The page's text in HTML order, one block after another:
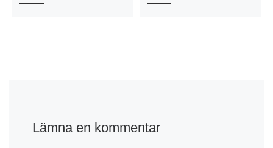
Lämna en kommentar